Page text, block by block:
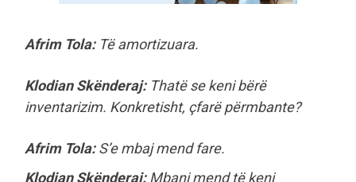
Afrim Tola:Të amortizuara.
Klodian Skënderaj: Thatë se keni bërë
inventarizim. Konkretisht, çfarë përmbante?
Afrim Tola:S’e mbaj mend fare.
Klodian Skënderaj:Mbani mend të keni